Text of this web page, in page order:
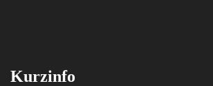
Kurzinfo